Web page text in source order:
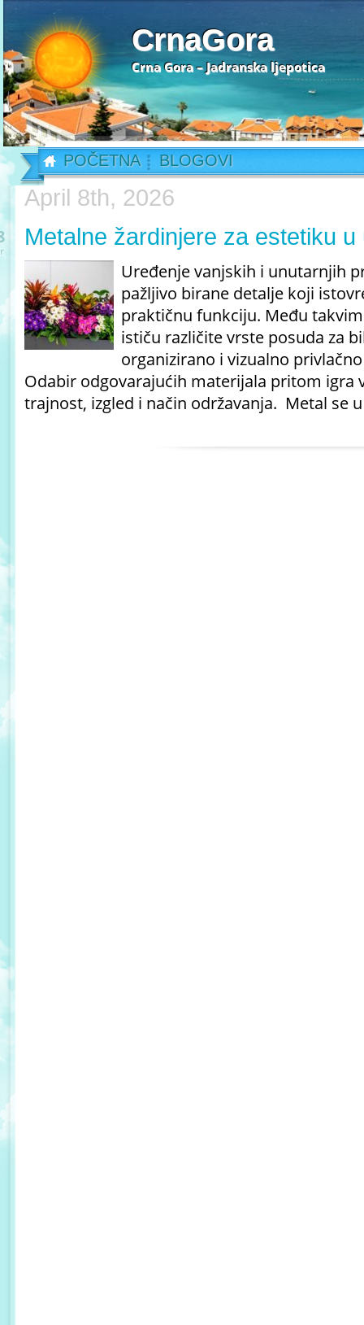
CrnaGora
Crna Gora – Jadranska ljepotica
POČETNA BLOGOVI
April 8th, 2026
Metalne žardinjere za estetiku
Uređenje vanjskih i unutarnjih
pažljivo birane detalje koji
praktičnu funkciju. Među
ističu različite vrste posuda za
organizirano i vizualno
Odabir odgovarajućih materijala pritom igra
trajnost, izgled i način održavanja. Metal se